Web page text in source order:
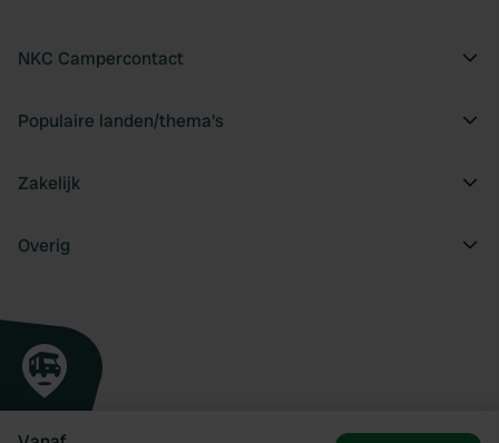
NKC Campercontact
Populaire landen/thema's
Zakelijk
Overig